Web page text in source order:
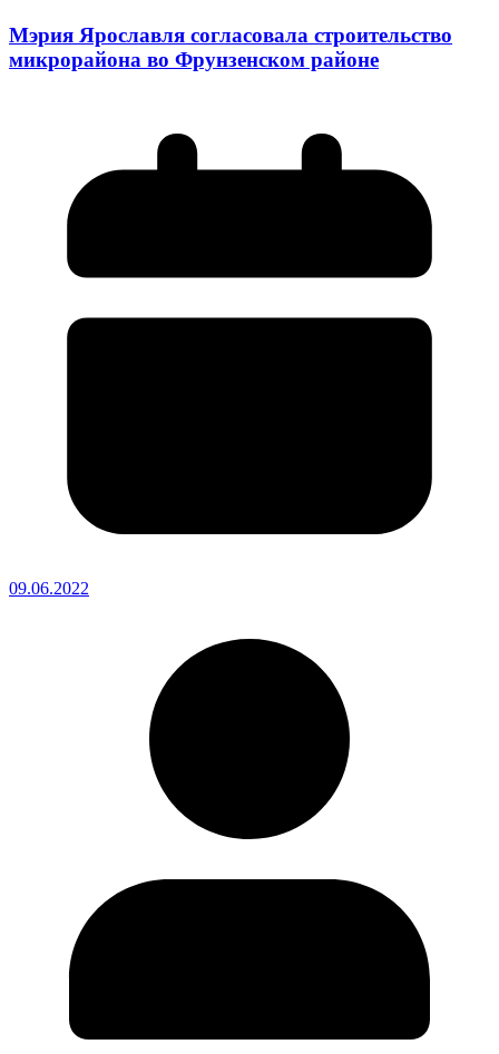
Мэрия Ярославля согласовала строительство
микрорайона во Фрунзенском районе
09.06.2022